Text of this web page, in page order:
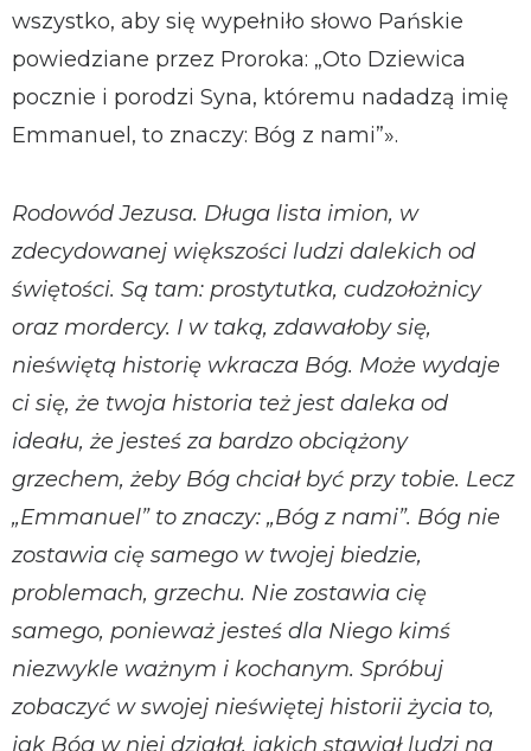
wszystko, aby się wypełniło słowo Pańskie
powiedziane przez Proroka: „Oto Dziewica
pocznie i porodzi Syna, któremu nadadzą imię
Emmanuel, to znaczy: Bóg z nami”».
Rodowód Jezusa. Długa lista imion, w
zdecydowanej większości ludzi dalekich od
świętości. Są tam: prostytutka, cudzołożnicy
oraz mordercy. I w taką, zdawałoby się,
nieświętą historię wkracza Bóg. Może wydaje
ci się, że twoja historia też jest daleka od
ideału, że jesteś za bardzo obciążony
grzechem, żeby Bóg chciał być przy tobie. Lecz
„Emmanuel” to znaczy: „Bóg z nami”. Bóg nie
zostawia cię samego w twojej biedzie,
problemach, grzechu. Nie zostawia cię
samego, ponieważ jesteś dla Niego kimś
niezwykle ważnym i kochanym. Spróbuj
zobaczyć w swojej nieświętej historii życia to,
jak Bóg w niej działał, jakich stawiał ludzi na